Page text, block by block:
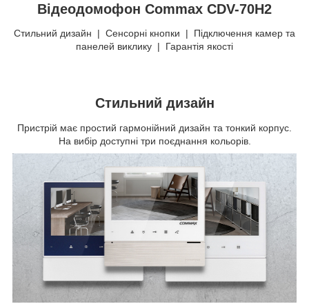
Відеодомофон Commax CDV-70H2
Стильний дизайн | Сенсорні кнопки | Підключення камер та
панелей виклику | Гарантія якості
Стильний дизайн
Пристрій має простий гармонійний дизайн та тонкий корпус.
На вибір доступні три поєднання кольорів.